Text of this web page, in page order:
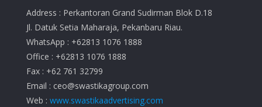
Address : Perkantoran Grand Sudirman Blok D.18
Jl. Datuk Setia Maharaja, Pekanbaru Riau.
WhatsApp : +62813 1076 1888
Office : +62813 1076 1888
Fax : +62 761 32799
Email : ceo@swastikagroup.com
Web : www.swastikaadvertising.com